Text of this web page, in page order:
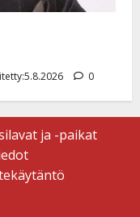
0
ja -paikat